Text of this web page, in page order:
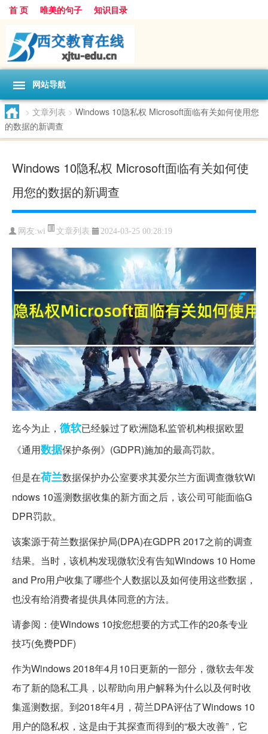
首 页 唯美的句子 知识目录
网站导航
> 文章列表 > Windows 10隐私权 Microsoft面临有关如何使用您
的数据的新调查
Windows 10隐私权 Microsoft面临有关如何使
用您的数据的新调查
网友:wi 文章列表 2024-03-25 00:28:19
迄今为止， 微软已经躲过了欧洲隐私监管机构根据欧盟
《通用数据保护条例》(GDPR)施加的最高罚款。
但是在荷兰数据保护办公室要求其爱尔兰方面调查微软Wi
ndows 10遥测数据收集的新方面之后，该公司可能面临G
DPR罚款。
该案源于荷兰数据保护局(DPA)在GDPR 2017之前的调查
结果。当时，该机构发现微软没有告知Windows 10 Home
and Pro用户收集了哪些个人数据以及如何使用这些数据，
也没有给消费者提供具体同意的方法。
请参阅：使Windows 10按您想要的方式工作的20条专业
技巧(免费PDF)
作为Windows 2018年4月10日更新的一部分，微软去年发
布了新的隐私工具，以帮助向用户解释为什么以及何时收
集遥测数据。到2018年4月，荷兰DPA评估了Windows 10
用户的隐私权，这是由于其探查而得到的“极大改善”，它